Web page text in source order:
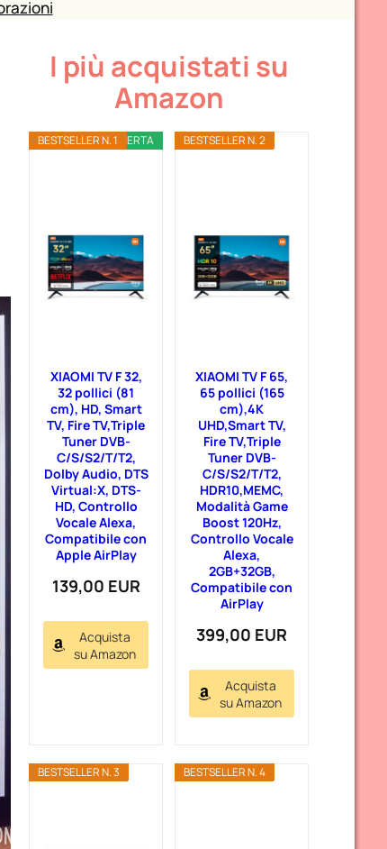
I più acquistati su
Amazon
OFFERTA
BESTSELLER N. 1
XIAOMI TV F 32,
32 pollici (81
cm), HD, Smart
TV, Fire TV,Triple
Tuner DVB-
C/S/S2/T/T2,
Dolby Audio, DTS
Virtual:X, DTS-
HD, Controllo
Vocale Alexa,
Compatibile con
Apple AirPlay
139,00 EUR
Acquista
su Amazon
BESTSELLER N. 2
XIAOMI TV F 65,
65 pollici (165
cm),4K
UHD,Smart TV,
Fire TV,Triple
Tuner DVB-
C/S/S2/T/T2,
HDR10,MEMC,
Modalità Game
Boost 120Hz,
Controllo Vocale
Alexa,
2GB+32GB,
Compatibile con
AirPlay
399,00 EUR
Acquista
su Amazon
BESTSELLER N. 3 BESTSELLER N. 4